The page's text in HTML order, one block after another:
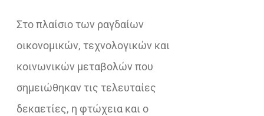
Στο πλαίσιο των ραγδαίων
οικονομικών, τεχνολογικών και
κοινωνικών μεταβολών που
σημειώθηκαν τις τελευταίες
δεκαετίες, η φτώχεια και ο